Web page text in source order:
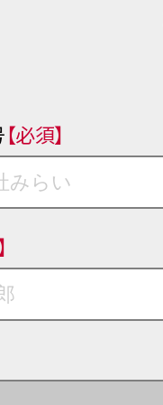
【必須】